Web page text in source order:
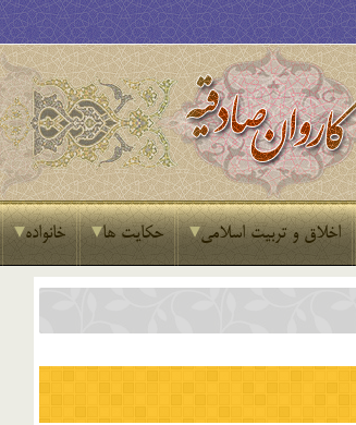
اخلاق و تربیت اسلامی حکایت ها خانواده